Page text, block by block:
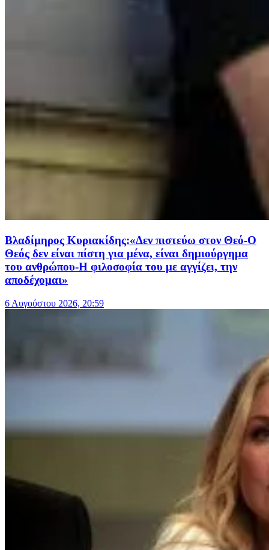
Βλαδίμηρος Κυριακίδης:«Δεν πιστεύω στον Θεό-Ο
Θεός δεν είναι πίστη για μένα, είναι δημιούργημα
του ανθρώπου-Η φιλοσοφία του με αγγίζει, την
αποδέχομαι»
6 Αυγούστου 2026, 20:59